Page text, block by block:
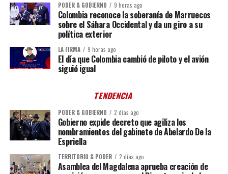
PODER & GOBIERNO 9 horas ago
Colombia reconoce la soberanía de Marruecos
sobre el Sáhara Occidental y da un giro a su
política exterior
LA FIRMA 9 horas ago
El día que Colombia cambió de piloto y el avión
siguió igual
TENDENCIA
PODER & GOBIERNO 2 días ago
Gobierno expide decreto que agiliza los
nombramientos del gabinete de Abelardo De la
Espriella
TERRITORIO & PODER 2 días ago
Asamblea del Magdalena aprueba creación de